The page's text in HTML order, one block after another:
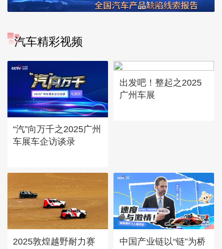
汽车精彩视频
“汽”向万千之2025广州
车展车企访谈录
出发吧！整起之2025
广州车展
2025敦煌越野耐力赛
中国产业链以“链”为桥